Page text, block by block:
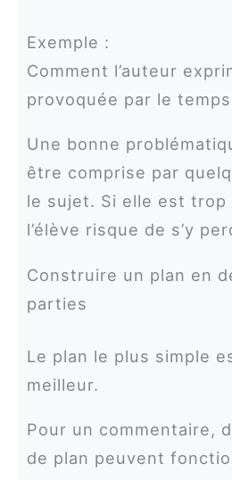
Exemple :
Comment l’auteur
provoquée par le
Une bonne
être comprise par
le sujet. Si elle est trop
l’élève risque de s’y
Construire un plan en
parties
Le plan le plus simple
meilleur.
Pour un commentaire,
de plan peuvent